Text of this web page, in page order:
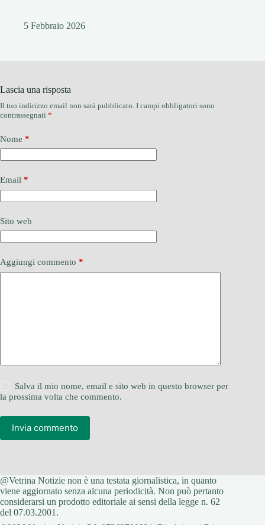
5 Febbraio 2026
Lascia una risposta
Il tuo indirizzo email non sarà pubblicato. I campi obbligatori sono
contrassegnati *
Nome *
Email *
Sito web
Aggiungi commento *
Salva il mio nome, email e sito web in questo browser per
la prossima volta che commento.
Invia commento
@Vetrina Notizie non è una testata giornalistica, in quanto
viene aggiornato senza alcuna periodicità. Non può pertanto
considerarsi un prodotto editoriale ai sensi della legge n. 62
del 07.03.2001.